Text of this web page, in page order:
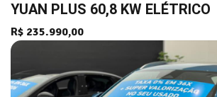
YUAN PLUS 60,8 KW ELÉTRICO
R$ 235.990,00